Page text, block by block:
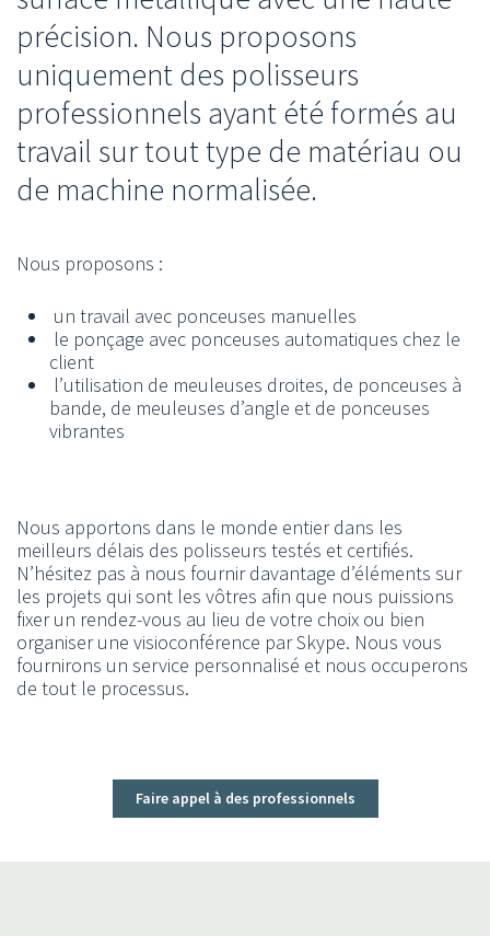
précision. Nous proposons
uniquement des polisseurs
professionnels ayant été formés au
travail sur tout type de matériau ou
de machine normalisée.
Nous proposons :
un travail avec ponceuses manuelles
le ponçage avec ponceuses automatiques chez le
client
l’utilisation de meuleuses droites, de ponceuses à
bande, de meuleuses d’angle et de ponceuses
vibrantes
Nous apportons dans le monde entier dans les
meilleurs délais des polisseurs testés et certifiés.
N’hésitez pas à nous fournir davantage d’éléments sur
les projets qui sont les vôtres afin que nous puissions
fixer un rendez-vous au lieu de votre choix ou bien
organiser une visioconférence par Skype. Nous vous
fournirons un service personnalisé et nous occuperons
de tout le processus.
Faire appel à des professionnels